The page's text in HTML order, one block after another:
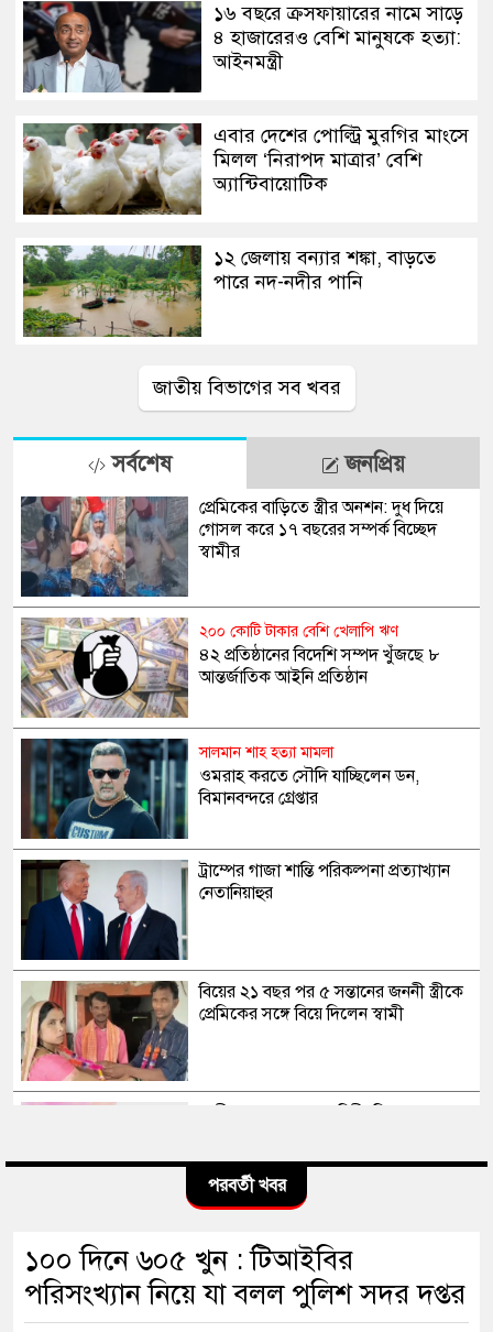
১৬ বছরে ক্রসফায়ারের নামে সাড়ে
৪ হাজারেরও বেশি মানুষকে হত্যা:
আইনমন্ত্রী
এবার দেশের পোল্ট্রি মুরগির মাংসে
মিলল ‘নিরাপদ মাত্রার’ বেশি
অ্যান্টিবায়োটিক
১২ জেলায় বন্যার শঙ্কা, বাড়তে
পারে নদ-নদীর পানি
জাতীয় বিভাগের সব খবর
সর্বশেষ জনপ্রিয়
প্রেমিকের বাড়িতে স্ত্রীর অনশন: দুধ দিয়ে
গোসল করে ১৭ বছরের সম্পর্ক বিচ্ছেদ
স্বামীর
২০০ কোটি টাকার বেশি খেলাপি ঋণ
৪২ প্রতিষ্ঠানের বিদেশি সম্পদ খুঁজছে ৮
আন্তর্জাতিক আইনি প্রতিষ্ঠান
সালমান শাহ হত্যা মামলা
ওমরাহ করতে সৌদি যাচ্ছিলেন ডন,
বিমানবন্দরে গ্রেপ্তার
ট্রাম্পের গাজা শান্তি পরিকল্পনা প্রত্যাখ্যান
নেতানিয়াহুর
বিয়ের ২১ বছর পর ৫ সন্তানের জননী স্ত্রীকে
প্রেমিকের সঙ্গে বিয়ে দিলেন স্বামী
ত্রুটি
পরবর্তী খবর
১০০ দিনে ৬০৫ খুন : টিআইবির
পরিসংখ্যান নিয়ে যা বলল পুলিশ সদর দপ্তর